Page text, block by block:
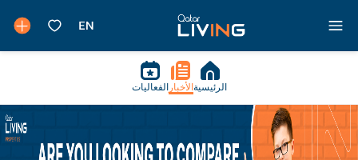
الرئيسية الأخبار الفعاليات